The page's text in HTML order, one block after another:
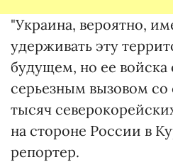
"Украина, вероятно,
удерживать эту
будущем, но ее войска
серьезным вызовом со
тысяч
на стороне России в
репортер.